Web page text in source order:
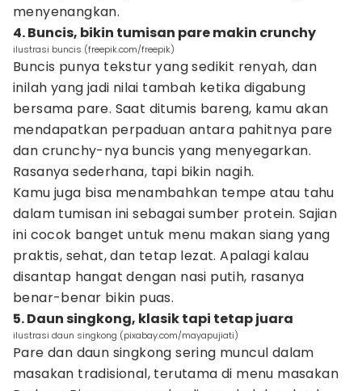
menyenangkan.
4. Buncis, bikin tumisan pare makin crunchy
ilustrasi buncis (freepik.com/freepik)
Buncis punya tekstur yang sedikit renyah, dan
inilah yang jadi nilai tambah ketika digabung
bersama pare. Saat ditumis bareng, kamu akan
mendapatkan perpaduan antara pahitnya pare
dan crunchy-nya buncis yang menyegarkan.
Rasanya sederhana, tapi bikin nagih.
Kamu juga bisa menambahkan tempe atau tahu
dalam tumisan ini sebagai sumber protein. Sajian
ini cocok banget untuk menu makan siang yang
praktis, sehat, dan tetap lezat. Apalagi kalau
disantap hangat dengan nasi putih, rasanya
benar-benar bikin puas.
5. Daun singkong, klasik tapi tetap juara
ilustrasi daun singkong (pixabay.com/mayapujiati)
Pare dan daun singkong sering muncul dalam
masakan tradisional, terutama di menu masakan